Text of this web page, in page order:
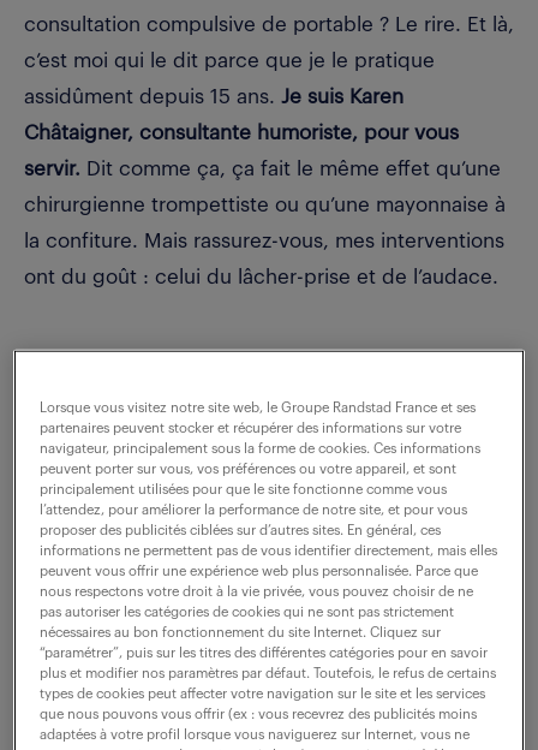
consultation compulsive de portable ? Le rire. Et là,
c’est moi qui le dit parce que je le pratique
assidûment depuis 15 ans. Je suis Karen
Châtaigner, consultante humoriste, pour vous
servir. Dit comme ça, ça fait le même effet qu’une
chirurgienne trompettiste ou qu’une mayonnaise à
la confiture. Mais rassurez-vous, mes interventions
ont du goût : celui du lâcher-prise et de l’audace.
(marque déposée) pour les entreprises. Tous les
sujets techniques, conventionnels ou même
tabous, je les aborde en mêlant humour et sérieux,
d’où le nom de ladite marque déposée.
Pour moi, le monde de l’entreprise est une société
dans la société, c’est du concentré d’humain,
encore meilleur que le café pour se tenir éveillé !
Mon regard d’humoriste permet de montrer
comment l’humain y évolue et d’en rire, et celui de
consultante d’en analyser les conséquences.
Lorsque vous visitez notre site web, le Groupe Randstad France et ses
partenaires peuvent stocker et récupérer des informations sur votre
navigateur, principalement sous la forme de cookies. Ces informations
peuvent porter sur vous, vos préférences ou votre appareil, et sont
principalement utilisées pour que le site fonctionne comme vous
l’attendez, pour améliorer la performance de notre site, et pour vous
proposer des publicités ciblées sur d’autres sites. En général, ces
informations ne permettent pas de vous identifier directement, mais elles
peuvent vous offrir une expérience web plus personnalisée. Parce que
nous respectons votre droit à la vie privée, vous pouvez choisir de ne
pas autoriser les catégories de cookies qui ne sont pas strictement
nécessaires au bon fonctionnement du site Internet. Cliquez sur
“paramétrer”, puis sur les titres des différentes catégories pour en savoir
plus et modifier nos paramètres par défaut. Toutefois, le refus de certains
types de cookies peut affecter votre navigation sur le site et les services
que nous pouvons vous offrir (ex : vous recevrez des publicités moins
adaptées à votre profil lorsque vous naviguerez sur Internet, vous ne